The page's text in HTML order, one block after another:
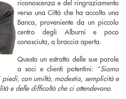
riconoscenza e del ringraziamento
verso una Città che ha accolto una
Banca, proveniente da un piccolo
centro degli Alburni e poco
conosciuta, a braccia aperta.
Questo un estratto delle sue parole
a soci e clienti potentini: “Siamo
con umiltà, modestia, semplicità e
e delle difficoltà che ci attendevano.